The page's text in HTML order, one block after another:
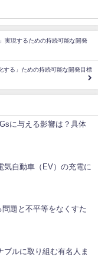
実現するための持続可能な開発
する」ための持続可能な開発目標
に与える影響は？具体
気自動車（EV）の充電に
題と不平等をなくすた
ブルに取り組む有名人ま